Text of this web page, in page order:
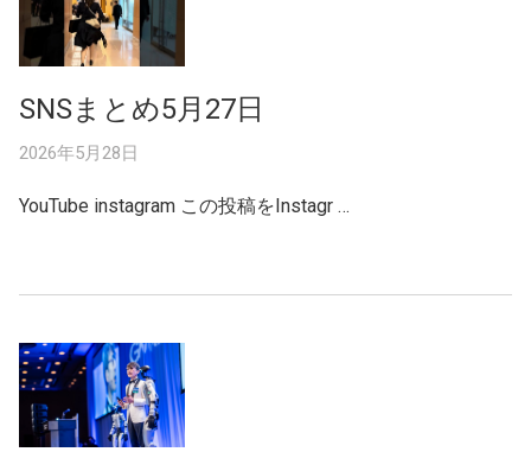
SNSまとめ5月27日
2026年5月28日
YouTube instagram この投稿をInstagr …